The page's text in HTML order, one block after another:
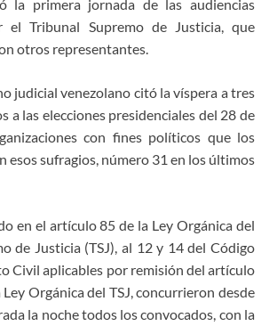
la primera jornada de las audiencias
el Tribunal Supremo de Justicia, que
otros representantes.
judicial venezolano citó la víspera a tres
a las elecciones presidenciales del 28 de
con fines políticos que los
esos sufragios, número 31 en los últimos
en el artículo 85 de la Ley Orgánica del
de Justicia (TSJ), al 12 y 14 del Código
Civil aplicables por remisión del artículo
Orgánica del TSJ, concurrieron desde
la noche todos los convocados, con la